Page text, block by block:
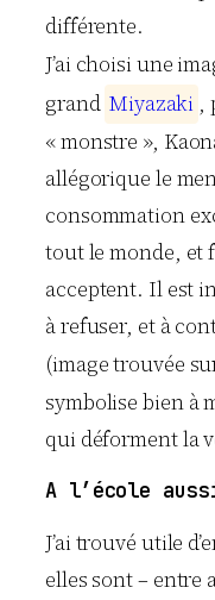
différente.
J’ai choisi une
grand Miyazaki ,
« monstre »,
allégorique le
consommation
tout le monde, et
acceptent. Il est
à refuser, et à
(image trouvée
symbolise bien à
qui déforment la
A l’école
J’ai trouvé utile
elles sont – entre